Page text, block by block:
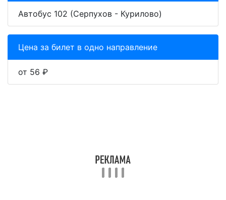
Автобус 102 (Серпухов - Курилово)
Цена за билет в одно направление
от 56 ₽